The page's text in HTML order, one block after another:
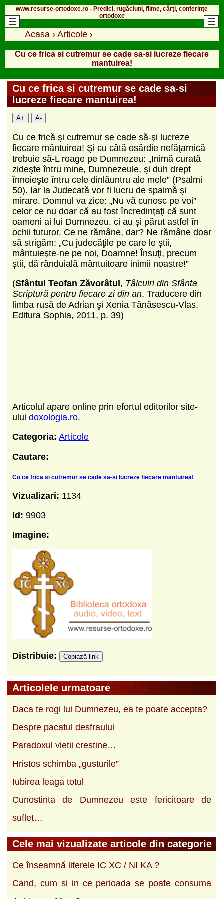
www.resurse-ortodoxe.ro - Predici, rugăciuni, filme, cărți, conferințe
ortodoxe
Acasa › Articole ›
Cu ce frica si cutremur se cade sa-si lucreze fiecare
mantuirea!
Cu ce frica si cutremur se cade sa-si
lucreze fiecare mantuirea!
A+ A-
Cu ce frică şi cutremur se cade să-şi lucreze
fiecare mântuirea! Şi cu câtă osârdie nefăţarnică
trebuie să-L roage pe Dumnezeu: „Inimă curată
zideşte întru mine, Dumnezeule, şi duh drept
înnoieşte întru cele dinlăuntru ale mele” (Psalmi
50). Iar la Judecată vor fi lucru de spaimă şi
mirare. Domnul va zice: „Nu vă cunosc pe voi”
celor ce nu doar că au fost încredinţaţi că sunt
oameni ai lui Dumnezeu, ci au şi părut astfel în
ochii tuturor. Ce ne rămâne, dar? Ne rămâne doar
să strigăm: „Cu judecăţile pe care le ştii,
mântuieşte-ne pe noi, Doamne! Însuţi, precum
ştii, dă rânduială mântuitoare inimii noastre!”
(Sfântul Teofan Zăvorâtul, Tâlcuiri din Sfânta
Scriptură pentru fiecare zi din an, Traducere din
limba rusă de Adrian şi Xenia Tănăsescu-Vlas,
Editura Sophia, 2011, p. 39)
Articolul apare online prin efortul editorilor site-
ului doxologia.ro.
Categoria: Articole
Cautare:
Cu ce frica si cutremur se cade sa-si lucreze fiecare mantuirea!
Vizualizari: 1134
Id: 9903
Imagine:
Distribuie: Copiază link
Articolele urmatoare
Daca te rogi lui Dumnezeu, ea te poate accepta?
Despre pacatul desfraului
Paradoxul vietii crestine…
Hristos schimba „gusturile”
Iubirea leaga totul
Cunostinta de Dumnezeu este fericitoare de
suflet…
Cele mai vizualizate articole din categorie
Ce înseamnă literele IC XC / NI KA ?
Cand, cum si in ce perioada se poate consuma